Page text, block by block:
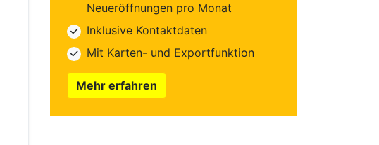
Neueröffnungen pro Monat
Inklusive Kontaktdaten
Mit Karten- und Exportfunktion
Mehr erfahren